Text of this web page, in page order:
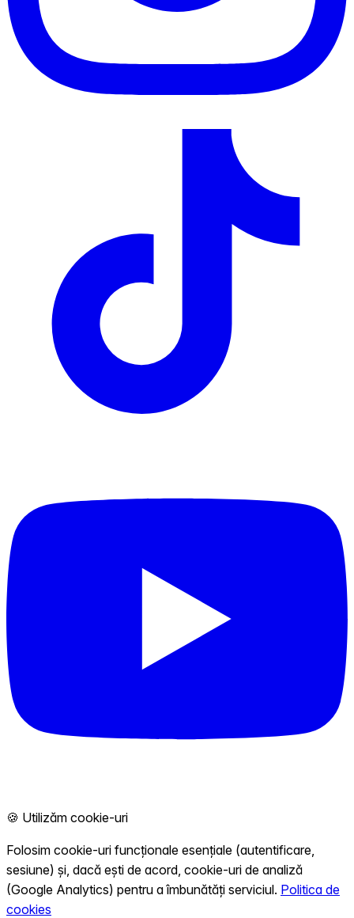
🍪 Utilizăm cookie-uri
Folosim cookie-uri funcționale esențiale (autentificare,
sesiune) și, dacă ești de acord, cookie-uri de analiză
(Google Analytics) pentru a îmbunătăți serviciul. Politica de
cookies